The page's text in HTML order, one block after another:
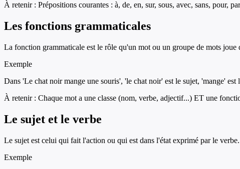
À retenir : Prépositions courantes : à, de, en, sur, sous, avec, sans, pour,
Les fonctions grammaticales
La fonction grammaticale est le rôle qu'un mot ou un groupe de mots
Exemple
Dans 'Le chat noir mange une souris', 'le chat noir' est le sujet, 'mange'
À retenir : Chaque mot a une classe (nom, verbe, adjectif...) ET une
Le sujet et le verbe
Le sujet est celui qui fait l'action ou qui est dans l'état exprimé par le
Exemple